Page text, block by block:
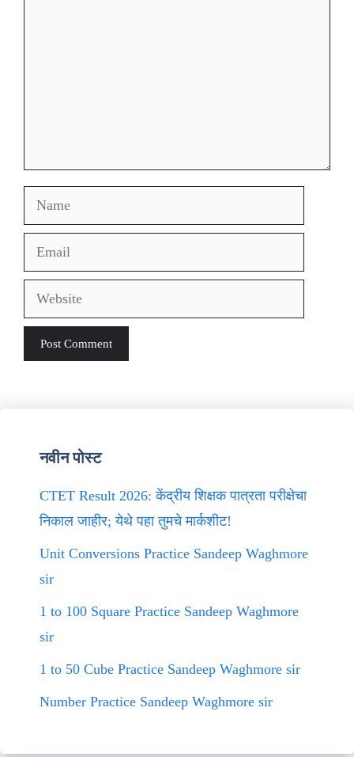
Name
Email
Website
नवीन पोस्ट
CTET Result 2026: केंद्रीय शिक्षक पात्रता परीक्षेचा
निकाल जाहीर; येथे पहा तुमचे मार्कशीट!
Unit Conversions Practice Sandeep Waghmore
sir
1 to 100 Square Practice Sandeep Waghmore
sir
1 to 50 Cube Practice Sandeep Waghmore sir
Number Practice Sandeep Waghmore sir